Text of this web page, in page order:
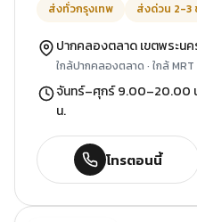
ส่งทั่วกรุงเทพ
ส่งด่วน 2-3
ปากคลองตลาด เขตพระน
ใกล้ปากคลองตลาด · ใกล้
จันทร์–ศุกร์ 9.00–20.00
น.
โทรตอนนี้